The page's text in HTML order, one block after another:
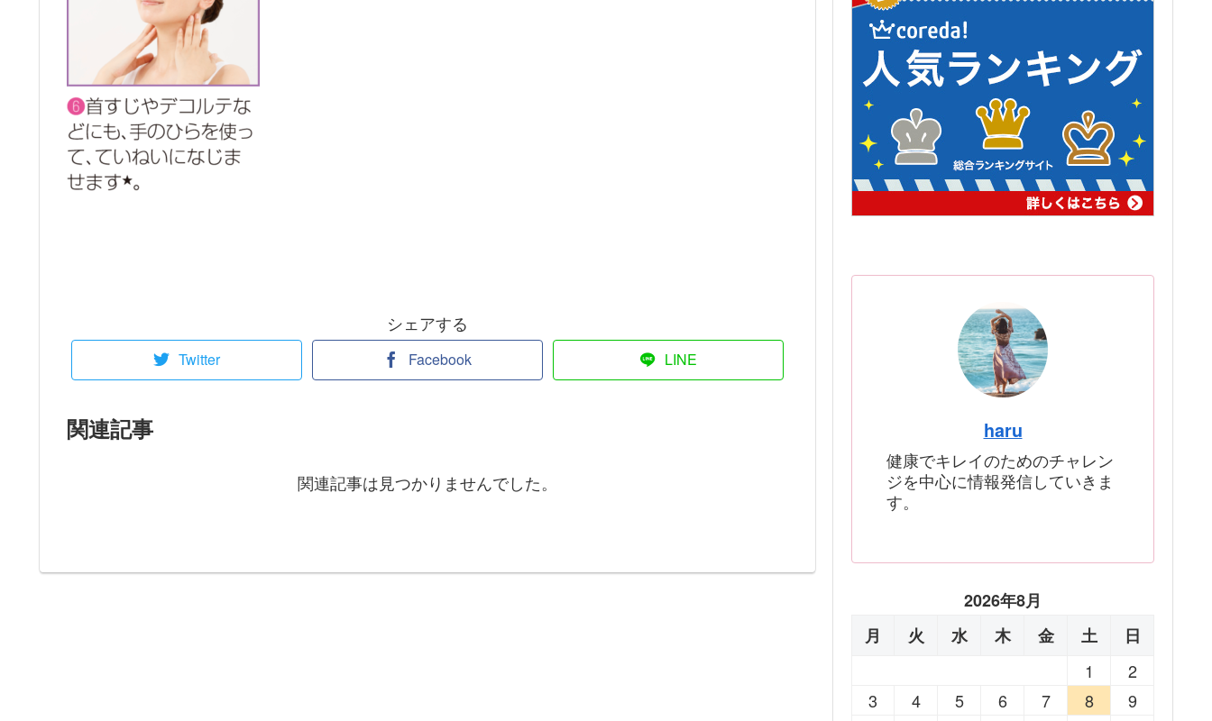
シェアする
Twitter Facebook LINE
関連記事
関連記事は見つかりませんでした。
haru
健康でキレイのためのチャレン
ジを中心に情報発信していきま
す。
2026年8月
月
火 水 木 金 土
日
1
2
3
4 5 6 7 8
9